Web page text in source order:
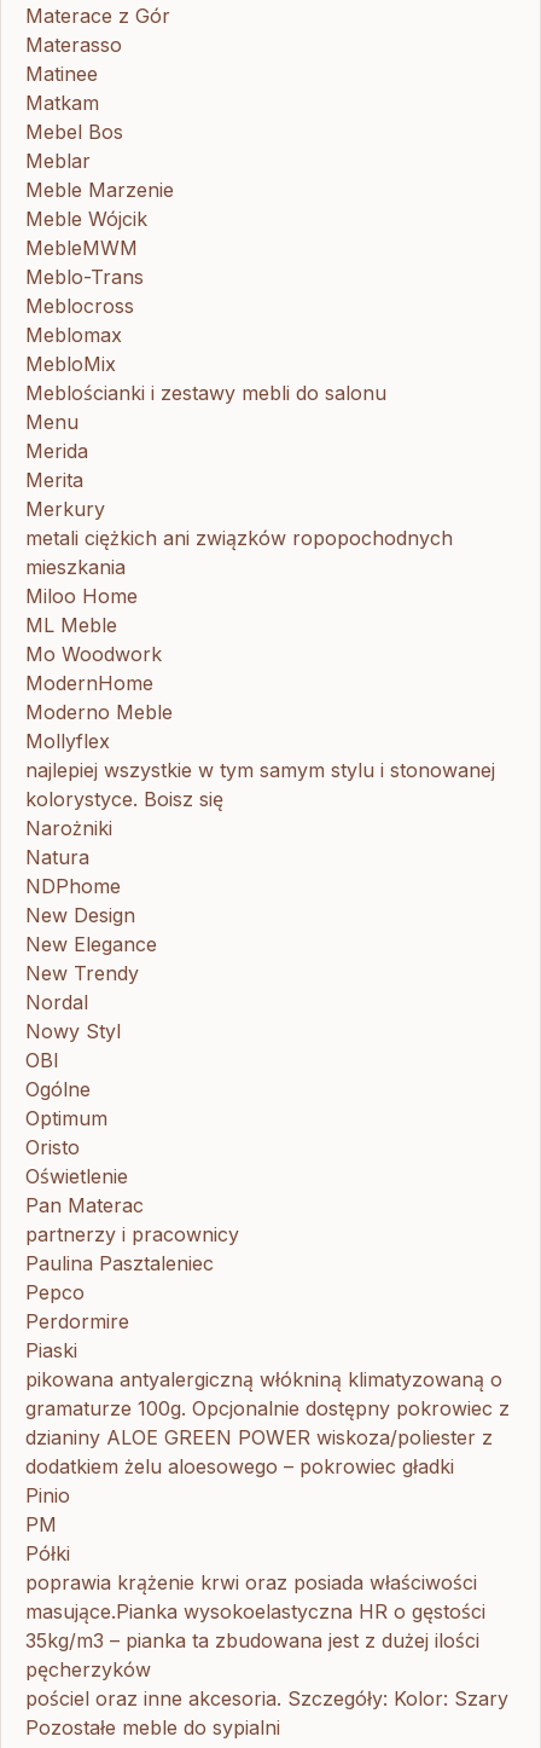
Materace z Gór
Materasso
Matinee
Matkam
Mebel Bos
Meblar
Meble Marzenie
Meble Wójcik
MebleMWM
Meblo-Trans
Meblocross
Meblomax
MebloMix
Meblościanki i zestawy mebli do salonu
Menu
Merida
Merita
Merkury
metali ciężkich ani związków ropopochodnych
mieszkania
Miloo Home
ML Meble
Mo Woodwork
ModernHome
Moderno Meble
Mollyflex
najlepiej wszystkie w tym samym stylu i stonowanej
kolorystyce. Boisz się
Narożniki
Natura
NDPhome
New Design
New Elegance
New Trendy
Nordal
Nowy Styl
OBI
Ogólne
Optimum
Oristo
Oświetlenie
Pan Materac
partnerzy i pracownicy
Paulina Pasztaleniec
Pepco
Perdormire
Piaski
pikowana antyalergiczną włókniną klimatyzowaną o
gramaturze 100g. Opcjonalnie dostępny pokrowiec z
dzianiny ALOE GREEN POWER wiskoza/poliester z
dodatkiem żelu aloesowego – pokrowiec gładki
Pinio
PM
Półki
poprawia krążenie krwi oraz posiada właściwości
masujące.Pianka wysokoelastyczna HR o gęstości
35kg/m3 – pianka ta zbudowana jest z dużej ilości
pęcherzyków
pościel oraz inne akcesoria. Szczegóły: Kolor: Szary
Pozostałe meble do sypialni